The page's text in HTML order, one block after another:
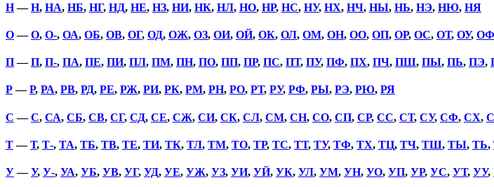
Н—Н, НА, НБ, НГ, НД, НЕ, НЗ, НИ, НК, НЛ, НО, НР, НС, НУ, НХ, НЧ, НЫ, НЬ, НЭ, НЮ, НЯ
О—О, О-, ОА, ОБ, ОВ, ОГ, ОД, ОЖ, ОЗ, ОИ, ОЙ, ОК, ОЛ, ОМ, ОН, ОО, ОП, ОР, ОС, ОТ, ОУ, ОФ
П—П, П-, ПА, ПЕ, ПИ, ПЛ, ПМ, ПН, ПО, ПП, ПР, ПС, ПТ, ПУ, ПФ, ПХ, ПЧ, ПШ, ПЫ, ПЬ, ПЭ,
Р—Р, РА, РВ, РД, РЕ, РЖ, РИ, РК, РМ, РН, РО, РТ, РУ, РФ, РЫ, РЭ, РЮ, РЯ
С —С, СА, СБ, СВ, СГ, СД, СЕ, СЖ, СИ, СК, СЛ, СМ, СН, СО, СП, СР, СС, СТ, СУ, СФ, СХ,
Т—Т, Т-, ТА, ТБ, ТВ, ТЕ, ТИ, ТК, ТЛ, ТМ, ТО, ТР, ТС, ТТ, ТУ, ТФ, ТХ, ТЦ, ТЧ, ТШ, ТЫ, ТЬ,
У—У, У-, УА, УБ, УВ, УГ, УД, УЕ, УЖ, УЗ, УИ, УЙ, УК, УЛ, УМ, УН, УО, УП, УР, УС, УТ, УУ,